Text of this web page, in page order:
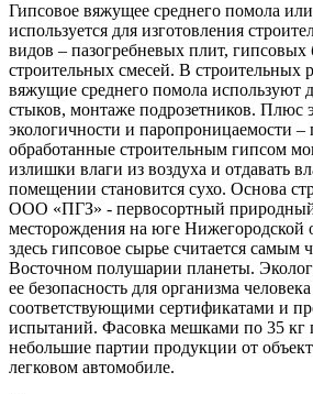
Гипсовое вяжущее среднего помола
используется для изготовления
видов – пазогребневых плит, гипсовых
строительных смесей. В строительных
вяжущие среднего помола используют
стыков, монтаже подрозетников. Плюс
экологичности и паропроницаемости –
обработанные строительным гипсом
излишки влаги из воздуха и отдавать
помещении становится сухо. Основа
ООО «ПГЗ» - первосортный
месторождения на юге Нижегородской
здесь гипсовое сырье считается самым
Восточном полушарии планеты.
ее безопасность для организма
соответствующими сертификатами и
испытаний. Фасовка мешками по 35 кг
небольшие партии продукции от
легковом автомобиле.